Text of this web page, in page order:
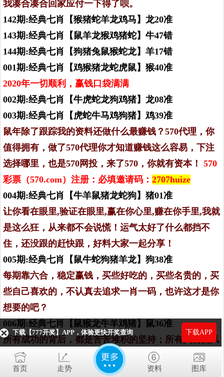
我凑合凑合回家应付一下得了呗。
142期:经典七肖【猴猪蛇羊龙鸡马】龙20准
143期:经典七肖【鼠羊龙猴鸡猪蛇】牛47错
144期:经典七肖【狗猪兔鼠猴蛇龙】羊17错
001期:经典七肖【鸡猴猪龙蛇虎鼠】猴40准
2020年一切顺利，赢钱口袋满满
002期:经典七肖【牛虎蛇龙狗鸡猪】龙08准
003期:经典七肖【虎蛇牛马鸡狗猪】鸡39准
鼠年除了跟踪我的资料还做什么最赚钱？570代理，你
值得拥有，做了570代理你才知道赚钱这么容易，下注
选择哪里，也是570网投，来了570，你就有资本！ 570
彩票（570.com）注册：必填邀请码： 2707huize
004期:经典七肖【牛羊鼠猪龙蛇狗】猪01准
让你看在眼里,验证在眼里,赢在你心里,赚在你手里,我就
是这么狂，从来都不会说慌！运气太好了什么都挡不
住，还没跟的赶快跟，好料大家一起分享！
005期:经典七肖【鼠牛蛇狗猪羊龙】狗38准
每期靠六合，稳定赢钱，买些好吃的，买些名贵的，买
些自己喜欢的，不认真去追求一肖一码，也许这才是你
想要的吧？
006期:经典七肖【鼠猴龙牛羊鸡猪】鼠36准
所有成功的背后，都是苦苦堆积的坚持；所有人前的风
光，都是背后傻傻的不放弃。只要你愿意，并为之坚
持，总有一天，你会活成自己喜欢的模样！
首页 走势 资料 图库
下载【777开奖】APP，体验更快开奖查询 下载APP